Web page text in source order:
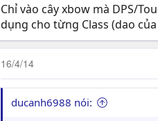
Chỉ vào cây xbow mà DPS/
dụng cho từng Class (dao
16/4/14
ducanh6988 nói: